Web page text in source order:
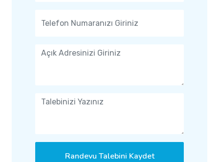
Randevu Talebini Kaydet